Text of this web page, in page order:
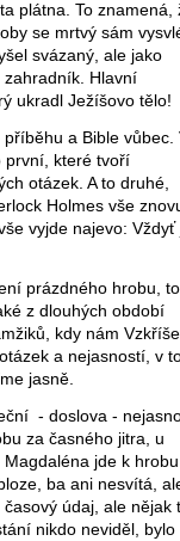
plátna. To znamená,
se mrtvý sám
svázaný, ale jako
zahradník. Hlavní
ukradl Ježíšovo tělo!
a Bible vůbec.
první, které tvoří
otázek. A to druhé,
Holmes vše
vyjde najevo: Vždyť
prázdného hrobu, to
z dlouhých období
kdy nám
a nejasností, v
jasně.
- doslova -
za časného jitra, u
Magdaléna jde k
ba ani nesvítá,
údaj, ale nějak
nikdo neviděl, bylo